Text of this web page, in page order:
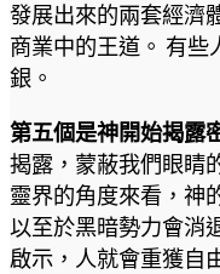
發展出來的兩套經濟
商業中的王道。 有
銀。
第五個是神開始揭露
揭露，蒙蔽我們眼睛
靈界的角度來看，神
以至於黑暗勢力會消
啟示，人就會重獲自